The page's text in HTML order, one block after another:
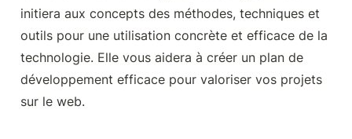
initiera aux concepts des méthodes, techniques et
outils pour une utilisation concrète et efficace de la
technologie. Elle vous aidera à créer un plan de
développement efficace pour valoriser vos projets
sur le web.